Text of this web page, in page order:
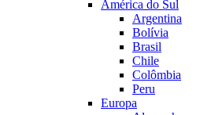
América do Sul
Argentina
Bolívia
Brasil
Chile
Colômbia
Peru
Europa